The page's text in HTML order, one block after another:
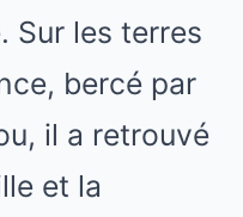
Sur les terres
bercé par
il a retrouvé
et la